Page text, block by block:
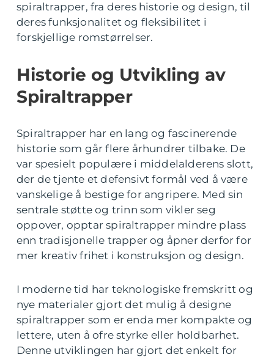
spiraltrapper, fra deres historie og design, til
deres funksjonalitet og fleksibilitet i
forskjellige romstørrelser.
Historie og Utvikling av
Spiraltrapper
Spiraltrapper har en lang og fascinerende
historie som går flere århundrer tilbake. De
var spesielt populære i middelalderens slott,
der de tjente et defensivt formål ved å være
vanskelige å bestige for angripere. Med sin
sentrale støtte og trinn som vikler seg
oppover, opptar spiraltrapper mindre plass
enn tradisjonelle trapper og åpner derfor for
mer kreativ frihet i konstruksjon og design.
I moderne tid har teknologiske fremskritt og
nye materialer gjort det mulig å designe
spiraltrapper som er enda mer kompakte og
lettere, uten å ofre styrke eller holdbarhet.
Denne utviklingen har gjort det enkelt for